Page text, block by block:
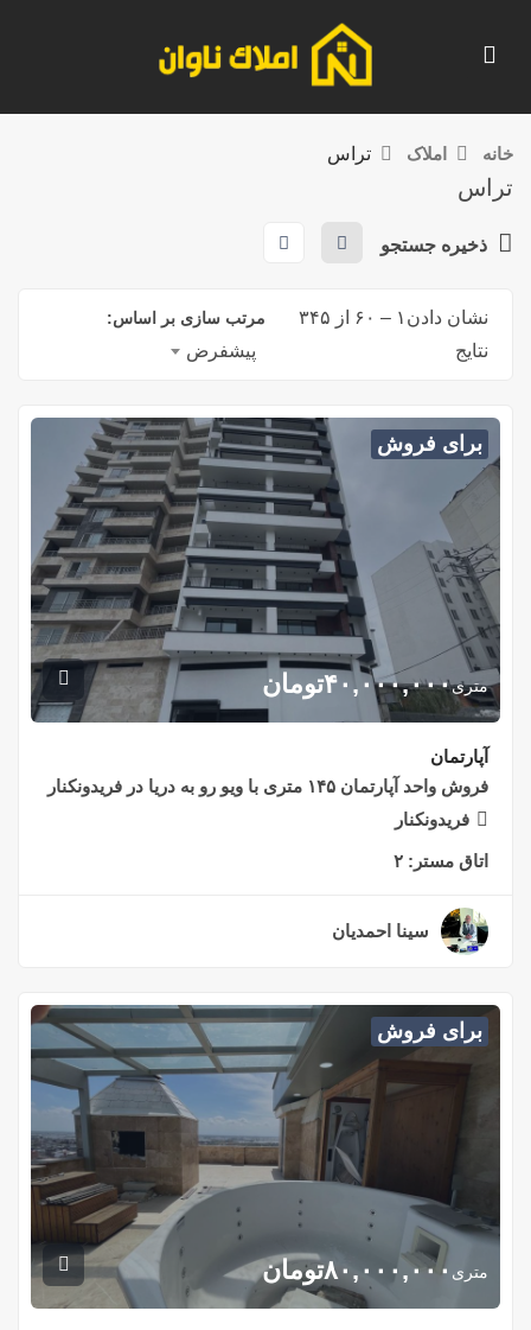
خانه املاک تراس
تراس
ذخیره جستجو
نشان دادن ۱ – ۶۰
از ۳۴۵
نتایج
مرتب سازی بر اساس:
پیشفرض
برای فروش
متری۴۰,۰۰۰,۰۰۰تومان
آپارتمان
فروش واحد آپارتمان ۱۴۵ متری با ویو رو به دریا در فریدونکنار
فریدونکنار
اتاق مستر: ۲
سینا احمدیان
برای فروش
متری ۸۰,۰۰۰,۰۰۰تومان